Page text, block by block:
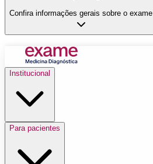
Confira informações gerais sobre o exame
Institucional
Para pacientes